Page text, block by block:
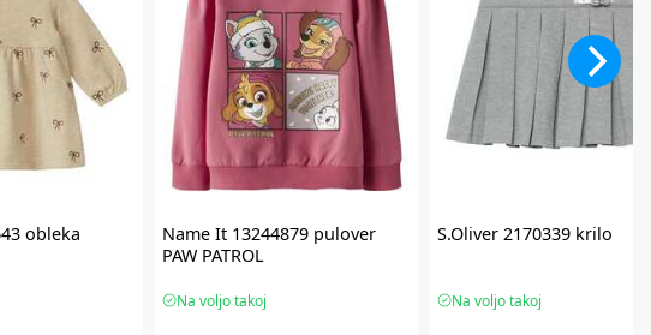
obleka Name It13244879 pulover
PAW PATROL
Na voljo takoj
S.Oliver 2170339 krilo
Na voljo takoj